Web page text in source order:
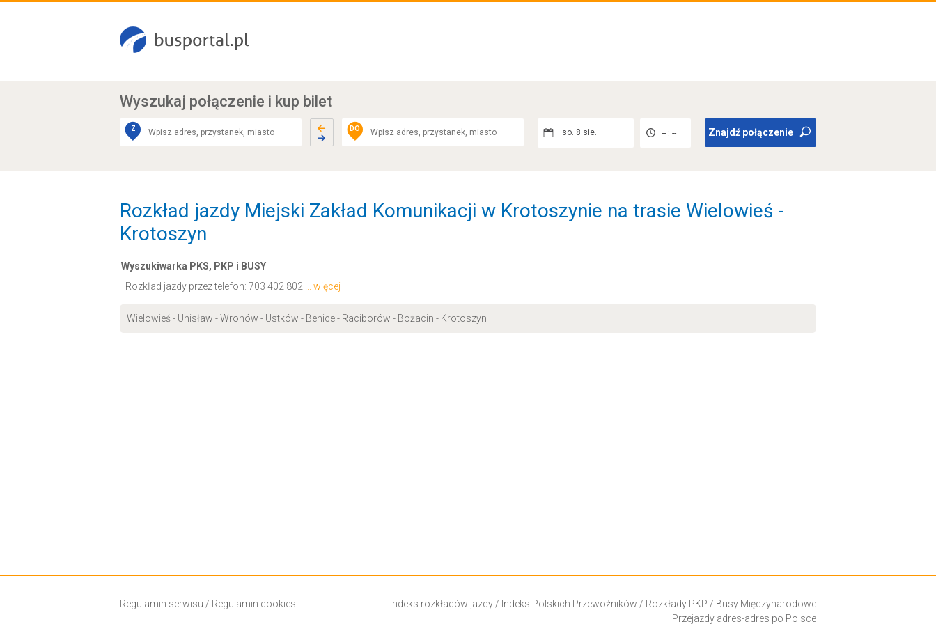
Wyszukaj połączenie i kup bilet
Z DO so. 8 sie. -- : -- Znajdź połączenie
Rozkład jazdy Miejski Zakład Komunikacji w Krotoszynie na trasie Wielowieś -
Krotoszyn
Wyszukiwarka PKS, PKP i BUSY
Rozkład jazdy przez telefon: 703 402 802 ... więcej
Wielowieś - Unisław - Wronów - Ustków - Benice - Raciborów - Bożacin - Krotoszyn
Regulamin serwisu / Regulamin cookies Indeks rozkładów jazdy/ Indeks Polskich Przewoźników / Rozkłady PKP / Busy Międzynarodowe
Przejazdy adres-adres po Polsce